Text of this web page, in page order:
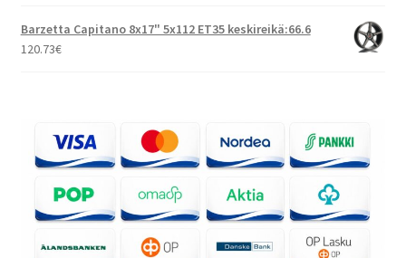
Barzetta Capitano 8x17" 5x112 ET35 keskireikä:66.6
120.73€